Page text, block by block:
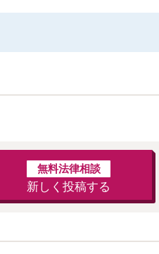
無料法律相談
新しく投稿する